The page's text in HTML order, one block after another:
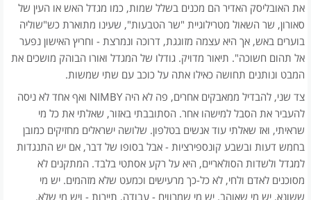
את האובליסק האדיר הם מכנים בשלל שמות, כמו מגדל האש או העין של
סאורון, שר השאול מטרילוגיית "שר הטבעות", שעינו מתוארת כש"שוליה
בוערים באש, אך היא עצמה מזוגגת, דרוכה ונמרצת - וחריץ האישון נפער
אל תהום חשוכה". תיאור מדויק. גודלו של המגדל ואורו הבוהק מושכים את
המבט ונותנים תחושה כאילו אתה על כוכב עם שתי שמשות.
צד שני, להבדיל ממאבקים אחרים, פה לא היה NIMBY ואף אחד לא ניסה
להעביר את הסבל למישהו אחר. הסתובבתי באזור, שאלתי את כל מי
שראיתי, ואז שאלתי עוד אנשים בטלפון. שלושה ישראלים מחזיקים כמובן
בחמש דעות ובשבע קונספירציות - אבל בסופו של דבר, אם יש התנגדות
למגדל ולשדות הסולאריים, היא על רקע אסתטי בלבד. המתקנים לא
מסוכנים לאדם ולחי, לא כל-כך מרעישים וכמעט שלא מזהמים. יש מי
ששונא, יש מי שאוהב. יש מי שמרוויח - עבודה, תיירות - ויש מי שלא.